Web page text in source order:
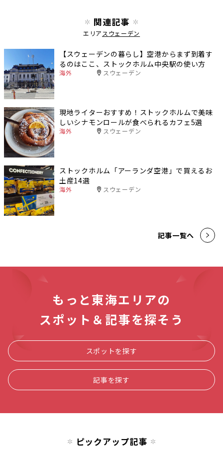
関連記事
エリア スウェーデン
【スウェーデンの暮らし】空港からまず到着す
るのはここ、ストックホルム中央駅の使い方
海外 スウェーデン
現地ライターおすすめ！ストックホルムで美味
しいシナモンロールが食べられるカフェ5選
海外 スウェーデン
ストックホルム「アーランダ空港」で買えるお
土産14選
海外 スウェーデン
記事一覧へ
もっと東海エリアの
スポット＆記事を探そう
スポットを探す
記事を探す
ピックアップ記事